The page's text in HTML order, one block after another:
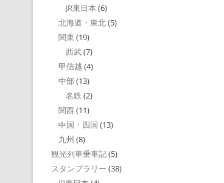
JR東日本 (6)
北海道・東北(5)
関東 (19)
西武(7)
甲信越 (4)
中部 (13)
名鉄 (2)
関西(11)
中国・四国 (13)
九州 (8)
観光列車乗車記(5)
スタンプラリー (38)